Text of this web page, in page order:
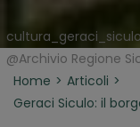
@Archivio Regione
Home
Articoli
Geraci Siculo: il